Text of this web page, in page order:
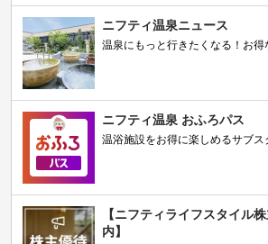
ニフティ温泉ニュース
温泉にもっと行きたくなる！お得
ニフティ温泉 おふろパス
温浴施設をお得に楽しめるサブス
【ニフティライフスタイル
内】